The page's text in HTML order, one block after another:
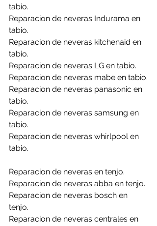
tabio.
Reparacion de neveras Indurama en
tabio.
Reparacion de neveras kitchenaid en
tabio.
Reparacion de neveras LG en tabio.
Reparacion de neveras mabe en tabio.
Reparacion de neveras panasonic en
tabio.
Reparacion de neveras samsung en
tabio.
Reparacion de neveras whirlpool en
tabio.
Reparacion de neveras en tenjo.
Reparacion de neveras abba en tenjo.
Reparacion de neveras bosch en
tenjo.
Reparacion de neveras centrales en